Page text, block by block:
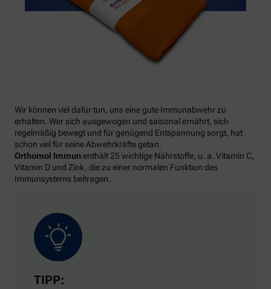
Wir können viel dafür tun, uns eine gute Immunabwehr zu
erhalten. Wer sich ausgewogen und saisonal ernährt, sich
regelmäßig bewegt und für genügend Entspannung sorgt, hat
schon viel für seine Abwehrkräfte getan.
Orthomol Immunenthält 25 wichtige Nährstoffe, u. a. Vitamin C,
Vitamin D und Zink, die zu einer normalen Funktion des
Immunsystems beitragen.
TIPP: